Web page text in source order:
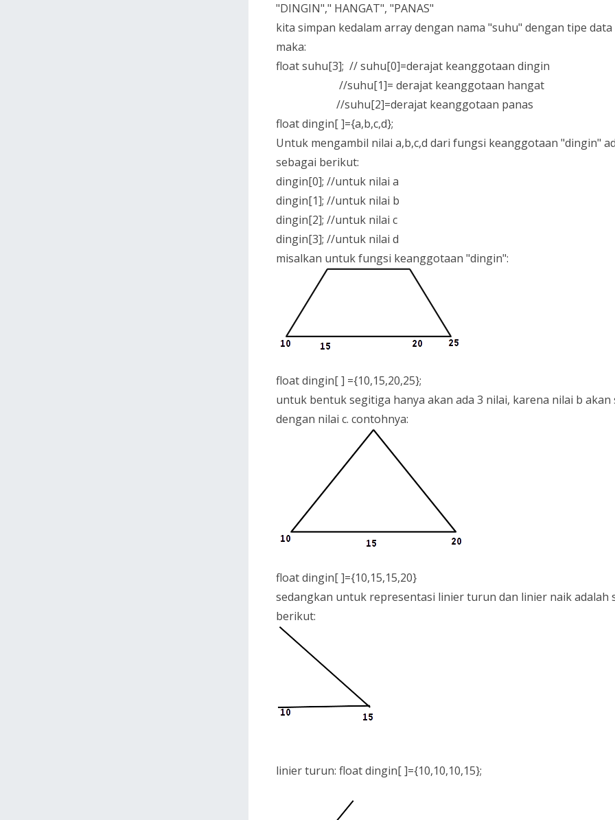
"DINGIN"," HANGAT", "PANAS"
kita simpan kedalam array dengan nama "suhu" dengan tipe
maka:
float suhu[3]; // suhu[0]=derajat keanggotaan dingin
//suhu[1]= derajat keanggotaan hangat
//suhu[2]=derajat keanggotaan panas
float dingin[ ]={a,b,c,d};
Untuk mengambil nilai a,b,c,d dari fungsi keanggotaan "dingin"
sebagai berikut:
dingin[0]; //untuk nilai a
dingin[1]; //untuk nilai b
dingin[2]; //untuk nilai c
dingin[3]; //untuk nilai d
misalkan untuk fungsi keanggotaan "dingin":
float dingin[ ] ={10,15,20,25};
untuk bentuk segitiga hanya akan ada 3 nilai, karena nilai b akan
dengan nilai c. contohnya:
float dingin[ ]={10,15,15,20}
sedangkan untuk representasi linier turun dan linier naik adalah
berikut:
linier turun: float dingin[ ]={10,10,10,15};